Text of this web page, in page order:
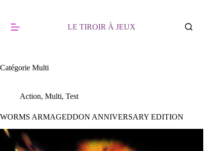
LE TIROIR À JEUX
Catégorie Multi
Action, Multi, Test
WORMS ARMAGEDDON ANNIVERSARY EDITION